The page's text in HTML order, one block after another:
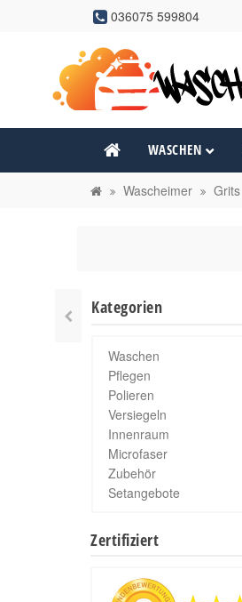
036075 599804
WASCHEN
Wascheimer Grits
Kategorien
Waschen
Pflegen
Polieren
Versiegeln
Innenraum
Microfaser
Zubehör
Setangebote
Zertifiziert